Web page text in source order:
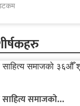
समाजकाे...